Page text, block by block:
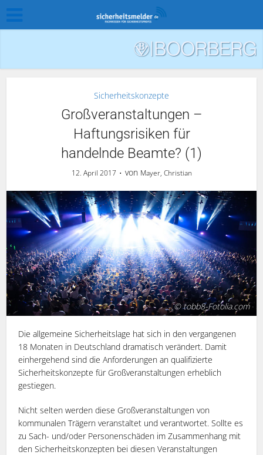
Sicherheitskonzepte
Großveranstaltungen –
Haftungsrisiken für
handelnde Beamte? (1)
12. April 2017 von Mayer, Christian
© tobb8-Fotolia.com
Die allgemeine Sicherheitslage hat sich in den vergangenen
18 Monaten in Deutschland dramatisch verändert. Damit
einhergehend sind die Anforderungen an qualifizierte
Sicherheitskonzepte für Großveranstaltungen erheblich
gestiegen.
Nicht selten werden diese Großveranstaltungen von
kommunalen Trägern veranstaltet und verantwortet. Sollte es
zu Sach- und/oder Personenschäden im Zusammenhang mit
den Sicherheitskonzepten bei diesen Veranstaltungen